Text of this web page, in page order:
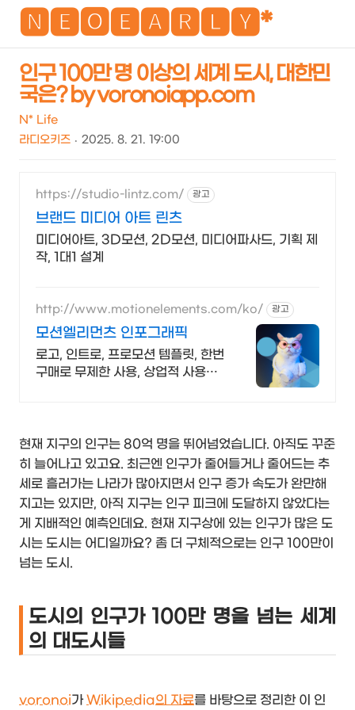
🅽🅴🅾🅴🅰🆁🅻🆈*
인구 100만 명 이상의 세계 도시, 대한민
국은? by voronoiapp.com
N* Life
라디오키즈
2025. 8. 21. 19:00
https://studio-lintz.com/ 광고
브랜드 미디어 아트 린츠
미디어아트, 3D모션, 2D모션, 미디어파사드, 기획 제
작, 1대1 설계
http://www.motionelements.com/ko/ 광고
모션엘리먼츠 인포그래픽
로고, 인트로, 프로모션 템플릿, 한번
구매로 무제한 사용, 상업적 사용
현재 지구의 인구는 80억 명을 뛰어넘었습니다. 아직도 꾸준
히 늘어나고 있고요. 최근엔 인구가 줄어들거나 줄어드는 추
세로 흘러가는 나라가 많아지면서 인구 증가 속도가 완만해
지고는 있지만, 아직 지구는 인구 피크에 도달하지 않았다는
게 지배적인 예측인데요. 현재 지구상에 있는 인구가 많은 도
시는 도시는 어디일까요? 좀 더 구체적으로는 인구 100만이
넘는 도시.
도시의 인구가 100만 명을 넘는 세계
의 대도시들
voronoi가Wikipedia의 자료를 바탕으로 정리한 이 인